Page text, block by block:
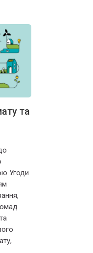
та
Угоди
від теорії до практики